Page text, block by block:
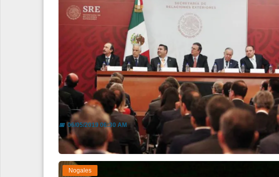
Es prioritario mantener mercados
📅06/05/2019 06:30 AM
Nogales